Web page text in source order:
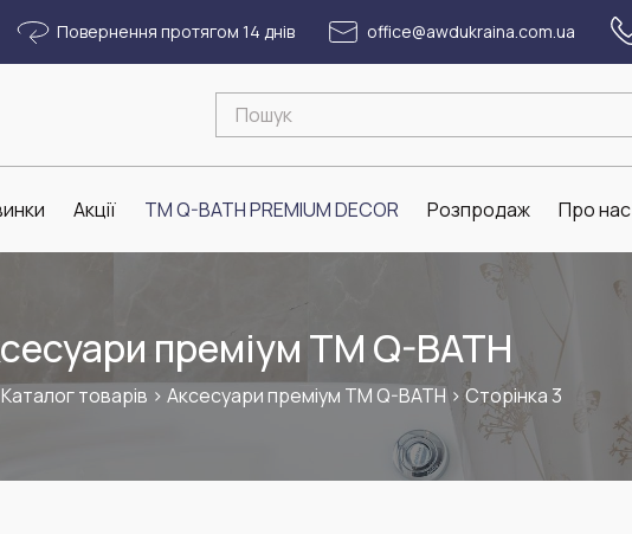
Повернення протягом 14 днів office@awdukraina.com.ua
Акції ТМ Q-BATH PREMIUM DECOR Розпродаж Про нас
преміум ТМ Q-BATH
Каталог товарів > Аксесуари преміум ТМ Q-BATH>Сторінка 3